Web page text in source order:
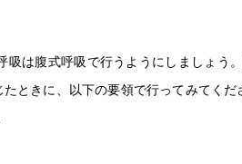
は腹式呼吸で行うようにしましょう
ときに、以下の要領で行ってみてくだ